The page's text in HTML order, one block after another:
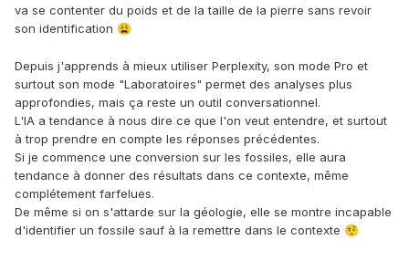
va se contenter du poids et de la taille de la pierre sans revoir
son identification 😩
Depuis j'apprends à mieux utiliser Perplexity, son mode Pro et
surtout son mode "Laboratoires" permet des analyses plus
approfondies, mais ça reste un outil conversationnel.
L'IA a tendance à nous dire ce que l'on veut entendre, et surtout
à trop prendre en compte les réponses précédentes.
Si je commence une conversion sur les fossiles, elle aura
tendance à donner des résultats dans ce contexte, même
complétement farfelues.
De même si on s'attarde sur la géologie, elle se montre incapable
d'identifier un fossile sauf à la remettre dans le contexte 🤨